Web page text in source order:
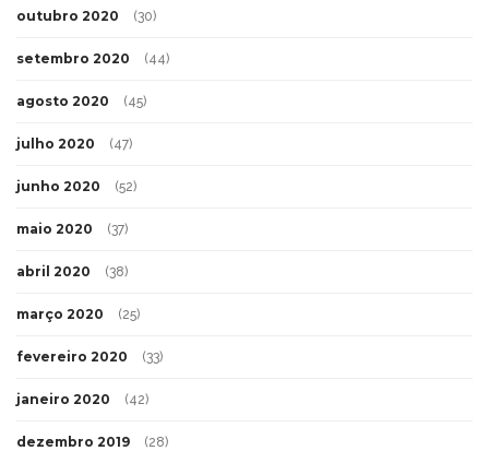
outubro 2020 (30)
setembro 2020 (44)
agosto 2020 (45)
julho 2020 (47)
junho 2020 (52)
maio 2020 (37)
abril 2020 (38)
março 2020 (25)
fevereiro 2020 (33)
janeiro 2020 (42)
dezembro 2019 (28)